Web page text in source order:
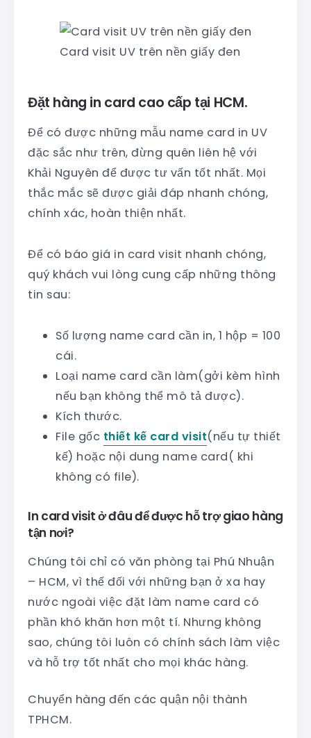
Card visit UV trên nền giấy đen
Đặt hàng in card cao cấp tại HCM.
Để có được những mẫu name card in UV
đặc sắc như trên, đừng quên liên hệ với
Khải Nguyên để được tư vấn tốt nhất. Mọi
thắc mắc sẽ được giải đáp nhanh chóng,
chính xác, hoàn thiện nhất.
Để có báo giá in card visit nhanh chóng,
quý khách vui lòng cung cấp những thông
tin sau:
Số lượng name card cần in, 1 hộp = 100
cái.
Loại name card cần làm(gởi kèm hình
nếu bạn không thể mô tả được).
Kích thước.
File gốc thiết kế card visit(nếu tự thiết
kế) hoặc nội dung name card( khi
không có file).
In card visit ở đâu để được hỗ trợ giao hàng
tận nơi?
Chúng tôi chỉ có văn phòng tại Phú Nhuận
– HCM, vì thế đối với những bạn ở xa hay
nước ngoài việc đặt làm name card có
phần khó khăn hơn một tí. Nhưng không
sao, chúng tôi luôn có chính sách làm việc
và hỗ trợ tốt nhất cho mọi khác hàng.
Chuyển hàng đến các quận nội thành
TPHCM.